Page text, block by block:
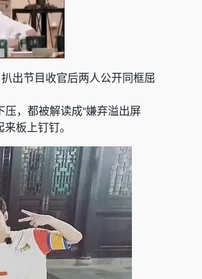
出节目收官后两人公开同框屈
，都被解读成“嫌弃溢出屏
板上钉钉。